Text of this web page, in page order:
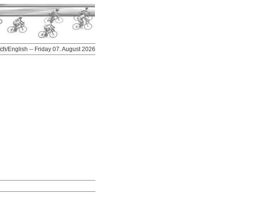
/English -- Friday 07. August 2026